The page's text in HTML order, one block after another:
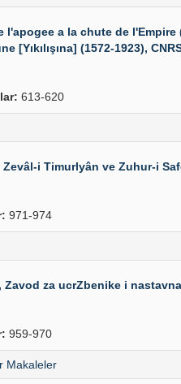
l'apogee a la chute de
(1572-1923),
613-620
i Timurlyân ve Zuhur-i
971-974
za ucrZbenike i
959-970
Makaleler